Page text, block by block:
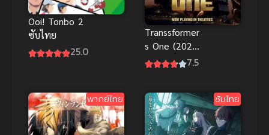
Ooi! Tonbo 2
ซับไทย
25.0
Transsformer
s One (2024)
ทรานส์ฟอร์เม
มัส ไพรม์
7.5
พากย์ไทย ซับไทย